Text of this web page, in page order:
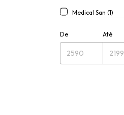
Medical San (1)
De Até